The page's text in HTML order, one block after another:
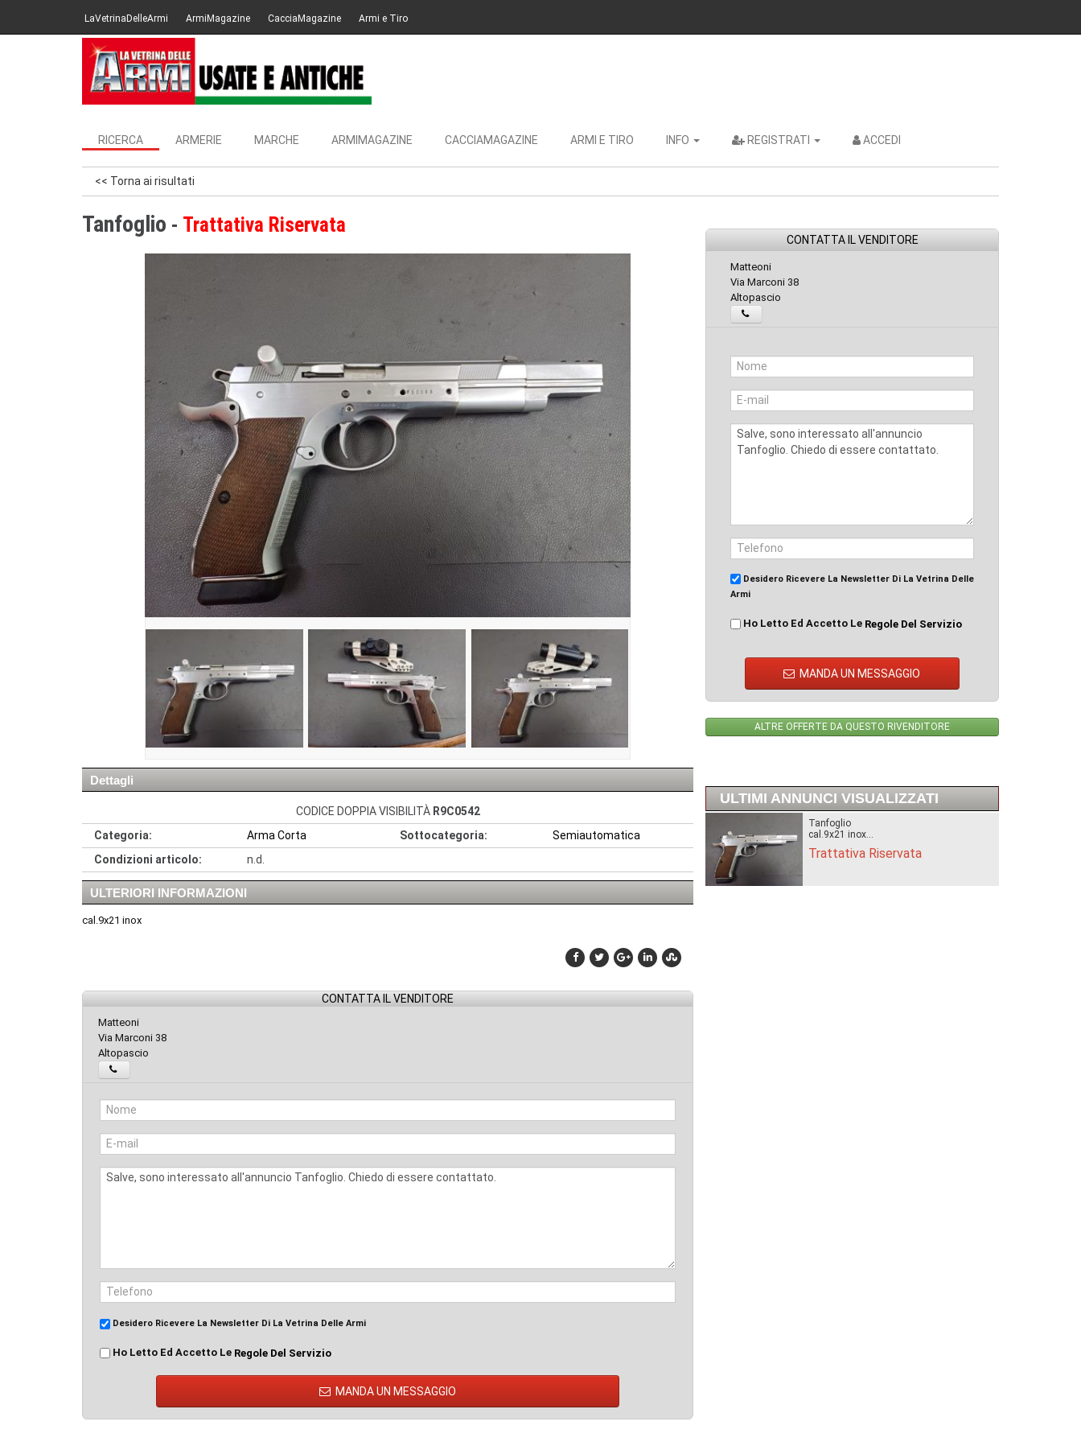
LaVetrinaDelleArmi ArmiMagazine CacciaMagazine Armi e Tiro
RICERCA ARMERIE MARCHE ARMIMAGAZINE CACCIAMAGAZINE ARMI E TIRO INFO REGISTRATI ACCEDI
<< Torna ai risultati
Tanfoglio Trattativa Riservata
Dettagli
CODICE DOPPIA VISIBILITÀR9C0542
Categoria:
Arma Corta Sottocategoria:
Semiautomatica
Condizioni articolo:
n.d.
ULTERIORI INFORMAZIONI
cal.9x21 inox
CONTATTA IL VENDITORE
Matteoni
Via Marconi 38
Altopascio
Desidero Ricevere La Newsletter Di La Vetrina Delle Armi
Ho Letto Ed Accetto Le Regole Del Servizio
MANDA UN MESSAGGIO
CONTATTA IL VENDITORE
Matteoni
Via Marconi 38
Altopascio
Desidero Ricevere La Newsletter Di La Vetrina Delle
Armi
Ho Letto Ed Accetto Le Regole Del Servizio
MANDA UN MESSAGGIO
ALTRE OFFERTE DA QUESTO RIVENDITORE
ULTIMI ANNUNCI VISUALIZZATI
Tanfoglio
cal.9x21 inox...
Trattativa Riservata